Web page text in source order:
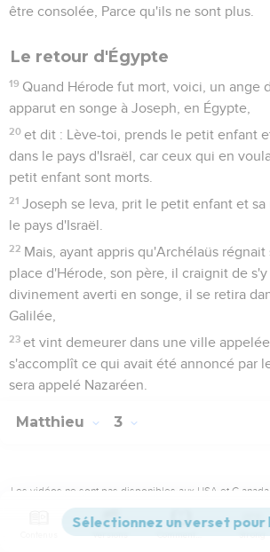
être consolée, Parce qu'ils ne sont plus.
Le retour d'Égypte
19 Quand Hérode fut mort, voici, un ange
apparut en songe à Joseph, en Égypte,
20 et dit : Lève-toi, prends le petit enfant
dans le pays d'Israël, car ceux qui en
petit enfant sont morts.
21 Joseph se leva, prit le petit enfant et sa
le pays d'Israël.
22 Mais, ayant appris qu'Archélaüs régnait
place d'Hérode, son père, il craignit de s'y
divinement averti en songe, il se retira
Galilée,
23 et vint demeurer dans une ville
s'accomplît ce qui avait été annoncé par
sera appelé Nazaréen.
Matthieu 3
Les vidéos ne sont pas disponibles aux USA et C anada.
La prédication de Jean-
Versions Commentaires Strong